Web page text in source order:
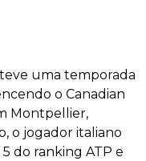
uma temporada
o Canadian
Montpellier,
o jogador italiano
do ranking ATP e